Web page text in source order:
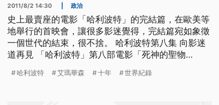
2011/8/2 14:30 政治
史上最賣座的電影「哈利波特」的完結篇，在歐美等
地舉行的首映會，讓很多影迷覺得，完結篇宛如象徵
一個世代的結束，很不捨。 哈利波特第八集 向影迷
道再見 「哈利波特」第八部電影「死神的聖物
吸引了來自世界各地的麻瓜們趕來參加，這一天的紅
哈利波特 艾瑪華森 十年 世界紀錄